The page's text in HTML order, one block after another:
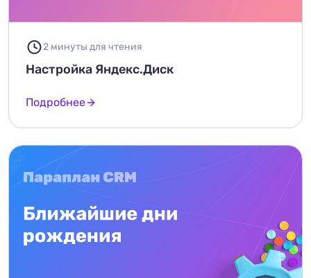
2 минуты для чтения
Настройка Яндекс.Диск
Подробнее